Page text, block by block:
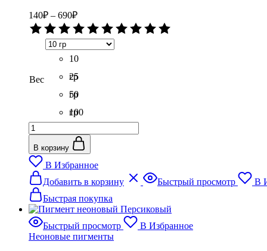
140₽ – 690₽Диапазон
цен:
140₽
–
690₽
Вес
10
гр
25
гр
50
гр
100
Количество
товара
Пигмент
неоновый
Розовый
В корзину
В Избранное
Добавить в корзину
Этот
товар
несколько
вариаций.
Опции
Быстрый просмотр
В
Быстрая покупка
Быстрый просмотр
В Избранное
Неоновые пигменты